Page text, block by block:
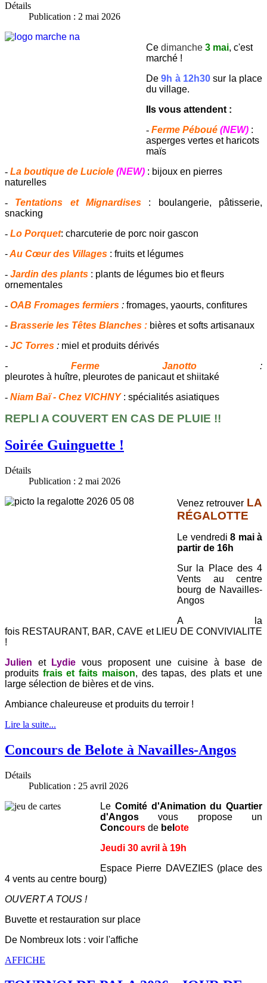
Détails
Publication : 2 mai 2026
Ce dimanche 3 mai, c'est
marché !
De9h à 12h30 sur la place
du village.
Ils vous attendent :
- Ferme Péboué (NEW) :
asperges vertes et haricots
maïs
- La boutique de Luciole (NEW) : bijoux en pierres
naturelles
- Tentations et Mignardises
: boulangerie, pâtisserie,
snacking
- Lo Porquet: charcuterie de porc noir gascon
-Au Cœur des Villages : fruits et légumes
- Jardin des plants : plants de légumes bio et fleurs
ornementales
- OAB Fromages fermiers : fromages, yaourts, confitures
- Brasserie les Têtes Blanches : bières et softs artisanaux
- JC Torres : miel et produits dérivés
- Ferme Janotto:
pleurotes à huître, pleurotes de panicaut et shiitaké
- Niam Baï - Chez VICHNY : spécialités asiatiques
REPLI A COUVERT EN CAS DE PLUIE !!
Soirée Guinguette !
Détails
Publication : 2 mai 2026
Venez retrouver LA
RÉGALOTTE
Le vendredi 8 mai à
partir de 16h
Sur la Place des 4
Vents au centre
bourg de Navailles-
Angos
A la
fois RESTAURANT, BAR, CAVE et LIEU DE CONVIVIALITE
!
Julien
et Lydie vous proposent une cuisine à base de
produits frais et faits maison, des tapas, des plats et une
large sélection de bières et de vins.
Ambiance chaleureuse et produits du terroir !
Lire la suite...
Concours de Belote à Navailles-Angos
Détails
Publication : 25 avril 2026
Le Comité d'Animation du Quartier
d'Angos
vous propose un
Concours de bel ote
Jeudi 30 avril à 19h
Espace Pierre DAVEZIES (place des
4 vents au centre bourg)
OUVERT A TOUS !
Buvette et restauration sur place
De Nombreux lots : voir l'affiche
AFFICHE